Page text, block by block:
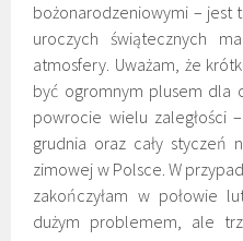
bożonarodzeniowymi – jest
uroczych świątecznych
atmosfery. Uważam, że
być ogromnym plusem dla
powrocie wielu zaległości
grudnia oraz cały styczeń
zimowej w Polsce. W
zakończyłam w połowie
dużym problemem, ale